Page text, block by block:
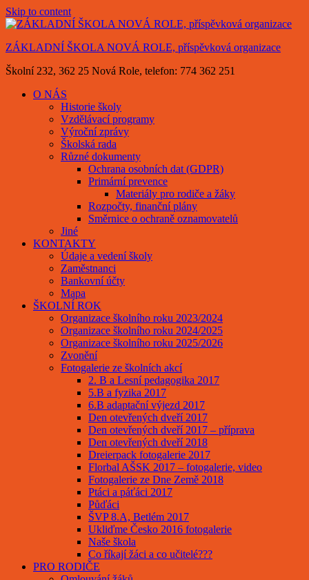
Skip to content
ZÁKLADNÍ ŠKOLA NOVÁ ROLE, příspěvková organizace
Školní 232, 362 25 Nová Role, telefon: 774 362 251
O NÁS
Historie školy
Vzdělávací programy
Výroční zprávy
Školská rada
Různé dokumenty
Ochrana osobních dat (GDPR)
Primární prevence
Materiály pro rodiče a žáky
Rozpočty, finanční plány
Směrnice o ochraně oznamovatelů
Jiné
KONTAKTY
Údaje a vedení školy
Zaměstnanci
Bankovní účty
Mapa
ŠKOLNÍ ROK
Organizace školního roku 2023/2024
Organizace školního roku 2024/2025
Organizace školního roku 2025/2026
Zvonění
Fotogalerie ze školních akcí
2. B a Lesní pedagogika 2017
5.B a fyzika 2017
6.B adaptační výjezd 2017
Den otevřených dveří 2017
Den otevřených dveří 2017 – příprava
Den otevřených dveří 2018
Dreierpack fotogalerie 2017
Florbal AŠSK 2017 – fotogalerie, video
Fotogalerie ze Dne Země 2018
Ptáci a páťáci 2017
Půďáci
ŠVP 8.A, Betlém 2017
Ukliďme Česko 2016 fotogalerie
Naše škola
Co říkají žáci a co učitelé???
PRO RODIČE